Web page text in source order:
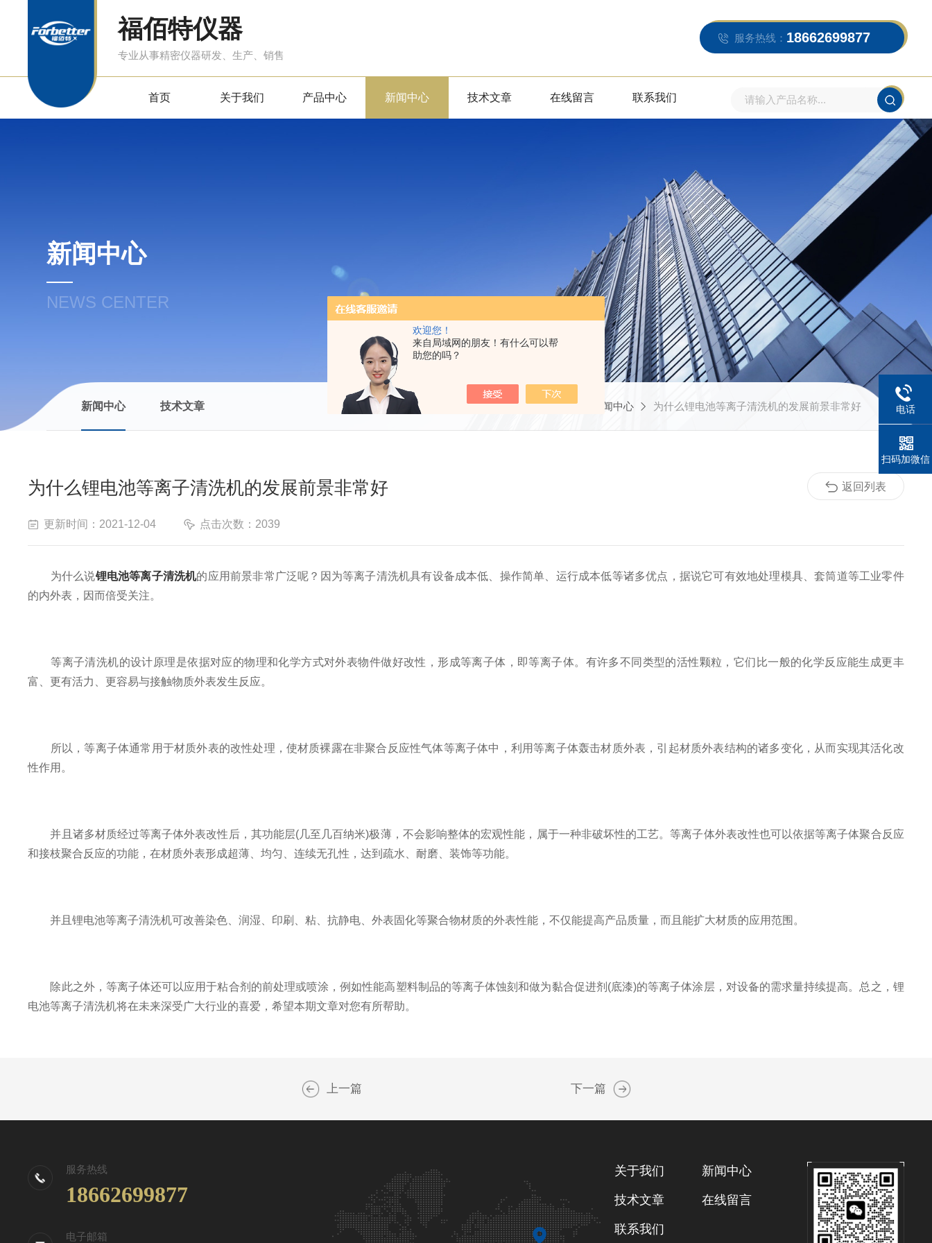
欢迎您！
来自局域网的朋友！有什么可以帮
助您的吗？
福佰特仪器
专业从事精密仪器研发、生产、销售
服务热线： 18662699877
首页 关于我们 产品中心 新闻中心 技术文章 在线留言 联系我们
新闻中心
NEWS CENTER
新闻中心 技术文章 当前位置：首页 新闻中心 为什么锂电池等离子清洗机的发展前景非常好
为什么锂电池等离子清洗机的发展前景非常好
更新时间：2021-12-04 点击次数：2039
为什么说锂电池等离子清洗机的应用前景非常广泛呢？因为等离子清洗机具有设备成本低、操作简单、运行成本低等诸多优点，据说它可有效地处理模具、套筒道等工业零件
的内外表，因而倍受关注。
等离子清洗机的设计原理是依据对应的物理和化学方式对外表物件做好改性，形成等离子体，即等离子体。有许多不同类型的活性颗粒，它们比一般的化学反应能生成更丰
富、更有活力、更容易与接触物质外表发生反应。
所以，等离子体通常用于材质外表的改性处理，使材质裸露在非聚合反应性气体等离子体中，利用等离子体轰击材质外表，引起材质外表结构的诸多变化，从而实现其活化改
性作用。
并且诸多材质经过等离子体外表改性后，其功能层(几至几百纳米)极薄，不会影响整体的宏观性能，属于一种非破坏性的工艺。等离子体外表改性也可以依据等离子体聚合反应
和接枝聚合反应的功能，在材质外表形成超薄、均匀、连续无孔性，达到疏水、耐磨、装饰等功能。
并且锂电池等离子清洗机可改善染色、润湿、印刷、粘、抗静电、外表固化等聚合物材质的外表性能，不仅能提高产品质量，而且能扩大材质的应用范围。
除此之外，等离子体还可以应用于粘合剂的前处理或喷涂，例如性能高塑料制品的等离子体蚀刻和做为黏合促进剂(底漆)的等离子体涂层，对设备的需求量持续提高。总之，锂
电池等离子清洗机将在未来深受广大行业的喜爱，希望本期文章对您有所帮助。
返回列表
上一篇 下一篇
服务热线
18662699877
电子邮箱
关于我们 新闻中心
技术文章 在线留言
联系我们
电话
扫码加微信